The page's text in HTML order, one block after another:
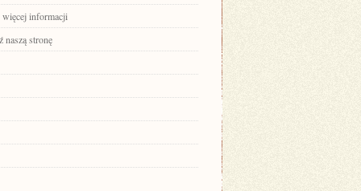
informacji
naszą stronę